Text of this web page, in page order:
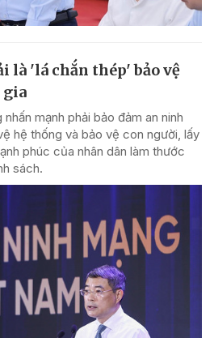
là 'lá chắn thép' bảo vệ
gia
mạnh phải bảo đảm an ninh
hệ thống và bảo vệ con người, lấy
phúc của nhân dân làm thước
sách.